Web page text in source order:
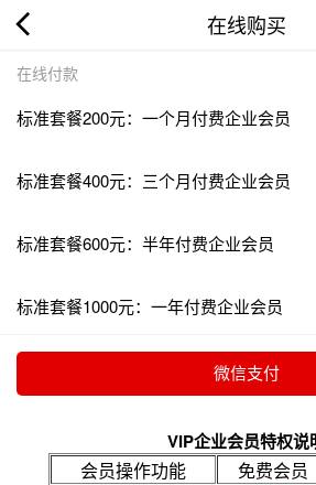
在线购买
在线付款
标准套餐200元：一个月付费企业会员
标准套餐400元：三个月付费企业会员
标准套餐600元：半年付费企业会员
标准套餐1000元：一年付费企业会员
VIP企业会员特权说
会员操作功能 免费会员